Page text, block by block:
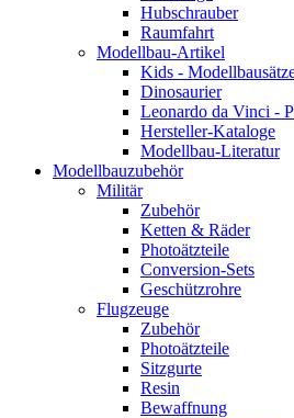
Hubschrauber
Raumfahrt
Modellbau-Artikel
Kids -
Dinosaurier
Leonardo da Vinci -
Hersteller-Kataloge
Modellbau-Literatur
Modellbauzubehör
Militär
Zubehör
Ketten & Räder
Photoätzteile
Conversion-Sets
Geschützrohre
Flugzeuge
Zubehör
Photoätzteile
Sitzgurte
Resin
Bewaffnung